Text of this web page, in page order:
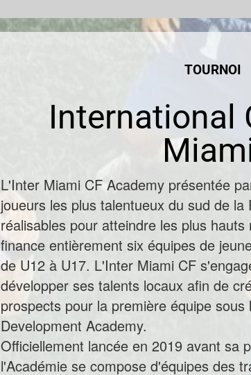
TOURNOI
International
L'Inter Miami CF Academy présentée
joueurs les plus talentueux du sud de
réalisables pour atteindre les plus
finance entièrement six équipes de
de U12 à U17. L'Inter Miami CF
développer ses talents locaux afin de
prospects pour la première équipe
Development Academy.
Officiellement lancée en 2019 avant sa
l'Académie se compose d'équipes des